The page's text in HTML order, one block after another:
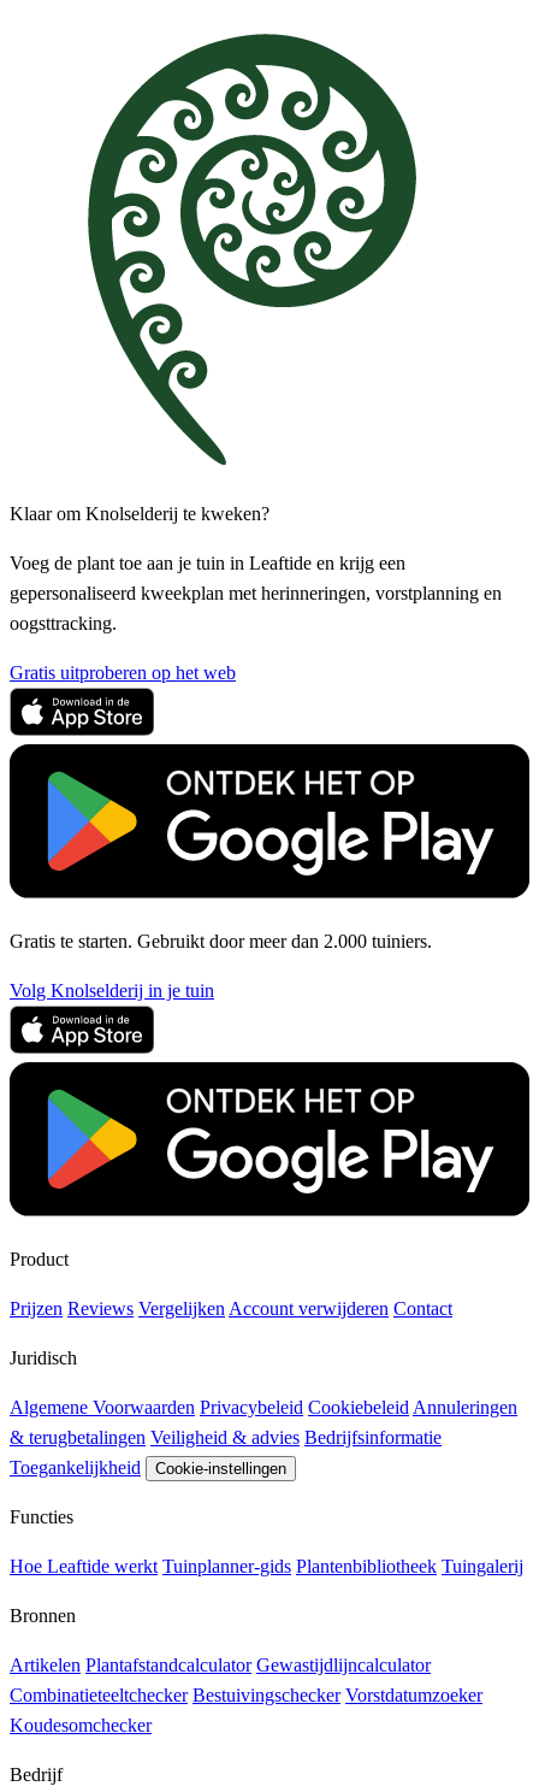
Klaar om Knolselderij te kweken?
Voeg de plant toe aan je tuin in Leaftide en krijg een
gepersonaliseerd kweekplan met herinneringen, vorstplanning en
oogsttracking.
Gratis uitproberen op het web
Gratis te starten. Gebruikt door meer dan 2.000 tuiniers.
Volg Knolselderij in je tuin
Product
Prijzen Reviews Vergelijken Account verwijderen Contact
Juridisch
Algemene Voorwaarden Privacybeleid Cookiebeleid Annuleringen
& terugbetalingen Veiligheid & advies Bedrijfsinformatie
Toegankelijkheid
Cookie-instellingen
Functies
Hoe Leaftide werkt Tuinplanner-gids Plantenbibliotheek Tuingalerij
Bronnen
Artikelen Plantafstandcalculator Gewastijdlijncalculator
Combinatieteeltchecker Bestuivingschecker Vorstdatumzoeker
Koudesomchecker
Bedrijf